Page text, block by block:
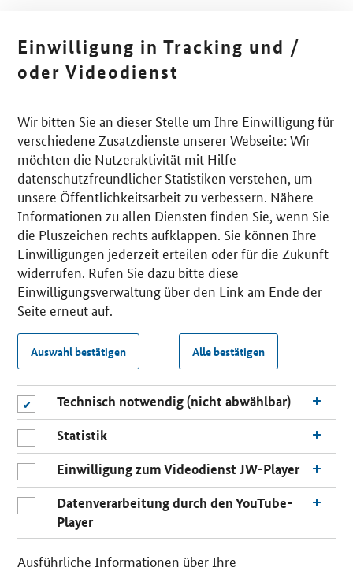
Einwilligung in Tracking und /
oder Videodienst
Wir bitten Sie an dieser Stelle um Ihre Einwilligung für
verschiedene Zusatzdienste unserer Webseite: Wir
möchten die Nutzeraktivität mit Hilfe
datenschutzfreundlicher Statistiken verstehen, um
unsere Öffentlichkeitsarbeit zu verbessern. Nähere
Informationen zu allen Diensten finden Sie, wenn Sie
die Pluszeichen rechts aufklappen. Sie können Ihre
Einwilligungen jederzeit erteilen oder für die Zukunft
widerrufen. Rufen Sie dazu bitte diese
Einwilligungsverwaltung über den Link am Ende der
Seite erneut auf.
Auswahl bestätigen Alle bestätigen
Technisch notwendig (nicht abwählbar)
Statistik
Einwilligung zum Videodienst JW-Player
Datenverarbeitung durch den YouTube-
Player
Ausführliche Informationen über Ihre